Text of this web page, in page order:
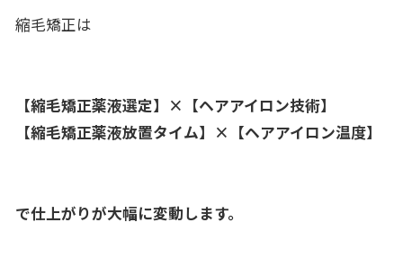
縮毛矯正は
【縮毛矯正薬液選定】×【ヘアアイロン技術】
【縮毛矯正薬液放置タイム】×【ヘアアイロン温度】
で仕上がりが大幅に変動します。